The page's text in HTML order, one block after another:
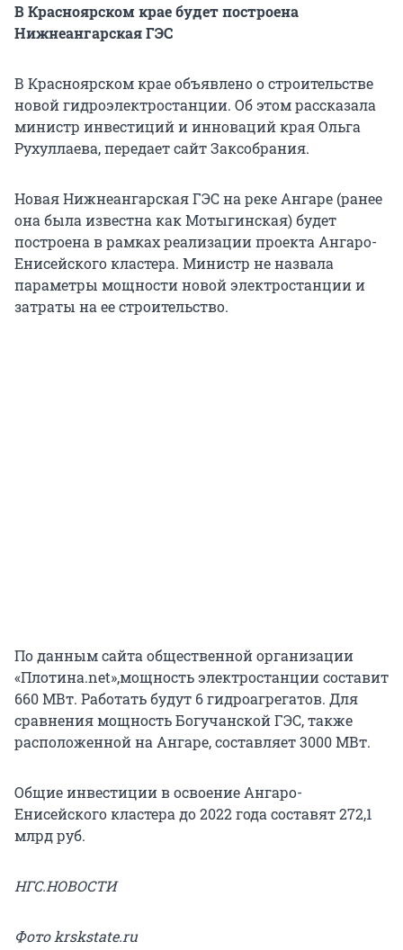
В Красноярском крае будет построена
Нижнеангарская ГЭС
В Красноярском крае объявлено о строительстве
новой гидроэлектростанции. Об этом рассказала
министр инвестиций и инноваций края Ольга
Рухуллаева, передает сайт Заксобрания.
Новая Нижнеангарская ГЭС на реке Ангаре (ранее
она была известна как Мотыгинская) будет
построена в рамках реализации проекта Ангаро-
Енисейского кластера. Министр не назвала
параметры мощности новой электростанции и
затраты на ее строительство.
По данным сайта общественной организации
«Плотина.net»,мощность электростанции составит
660 МВт. Работать будут 6 гидроагрегатов. Для
сравнения мощность Богучанской ГЭС, также
расположенной на Ангаре, составляет 3000 МВт.
Общие инвестиции в освоение Ангаро-
Енисейского кластера до 2022 года составят 272,1
млрд руб.
НГС.НОВОСТИ
Фото krskstate.ru